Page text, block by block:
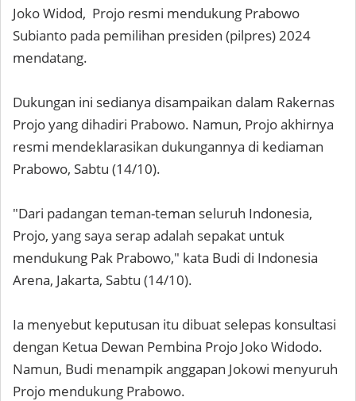
Joko Widod, Projo resmi mendukung Prabowo
Subianto pada pemilihan presiden (pilpres) 2024
mendatang.
Dukungan ini sedianya disampaikan dalam Rakernas
Projo yang dihadiri Prabowo. Namun, Projo akhirnya
resmi mendeklarasikan dukungannya di kediaman
Prabowo, Sabtu (14/10).
"Dari padangan teman-teman seluruh Indonesia,
Projo, yang saya serap adalah sepakat untuk
mendukung Pak Prabowo," kata Budi di Indonesia
Arena, Jakarta, Sabtu (14/10).
Ia menyebut keputusan itu dibuat selepas konsultasi
dengan Ketua Dewan Pembina Projo Joko Widodo.
Namun, Budi menampik anggapan Jokowi menyuruh
Projo mendukung Prabowo.